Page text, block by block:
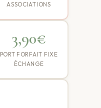
ASSOCIATIONS
3,90€
PORT FORFAIT FIXE
ÉCHANGE